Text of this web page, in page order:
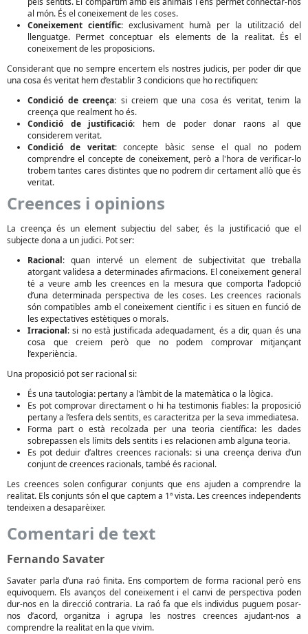
al món. És el coneixement de les coses.
Coneixement científic: exclusivament humà per la utilització del
llenguatge. Permet conceptuar els elements de la realitat. És el
coneixement de les proposicions.
Considerant que no sempre encertem els nostres judicis, per poder dir que
una cosa és veritat hem d’establir 3 condicions que ho rectifiquen:
Condició de creença: si creiem que una cosa és veritat, tenim la
creença que realment ho és.
Condició de justificació: hem de poder donar raons al que
considerem veritat.
Condició de veritat: concepte bàsic sense el qual no podem
comprendre el concepte de coneixement, però a l'hora de verificar-lo
trobem tantes cares distintes que no podrem dir certament allò que és
veritat.
Creences i opinions
La creença és un element subjectiu del saber, és la justificació que el
subjecte dona a un judici. Pot ser:
Racional: quan intervé un element de subjectivitat que treballa
atorgant validesa a determinades afirmacions. El coneixement general
té a veure amb les creences en la mesura que comporta l’adopció
d’una determinada perspectiva de les coses. Les creences racionals
són compatibles amb el coneixement científic i es situen en funció de
les expectatives estètiques o morals.
Irracional: si no està justificada adequadament, és a dir, quan és una
cosa que creiem però que no podem comprovar mitjançant
l’experiència.
Una proposició pot ser racional si:
És una tautologia: pertany a l'àmbit de la matemàtica o la lògica.
Es pot comprovar directament o hi ha testimonis fiables: la proposició
pertany a l’esfera dels sentits, es caracteritza per la seva immediatesa.
Forma part o està recolzada per una teoria científica: les dades
sobrepassen els límits dels sentits i es relacionen amb alguna teoria.
Es pot deduir d’altres creences racionals: si una creença deriva d’un
conjunt de creences racionals, també és racional.
Les creences solen configurar conjunts que ens ajuden a comprendre la
realitat. Els conjunts són el que captem a 1ª vista. Les creences independents
tendeixen a desaparèixer.
Comentari de text
Fernando Savater
Savater parla d’una raó finita. Ens comportem de forma racional però ens
equivoquem. Els avanços del coneixement i el canvi de perspectiva poden
dur-nos en la direcció contraria. La raó fa que els individus puguem posar-
nos d’acord, organitza i agrupa les nostres creences ajudant-nos a
comprendre la realitat en la que vivim.